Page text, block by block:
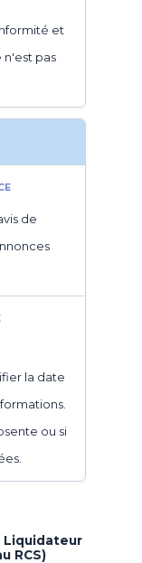
et
n'est pas
de
la date
ou si
Liquidateur
RCS)